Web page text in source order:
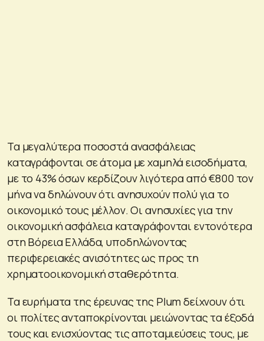
Τα μεγαλύτερα ποσοστά ανασφάλειας
καταγράφονται σε άτομα με χαμηλά εισοδήματα,
με το 43% όσων κερδίζουν λιγότερα από €800 τον
μήνα να δηλώνουν ότι ανησυχούν πολύ για το
οικονομικό τους μέλλον. Οι ανησυχίες για την
οικονομική ασφάλεια καταγράφονται εντονότερα
στη Βόρεια Ελλάδα, υποδηλώνοντας
περιφερειακές ανισότητες ως προς τη
χρηματοοικονομική σταθερότητα.
Τα ευρήματα της έρευνας της Plum δείχνουν ότι
οι πολίτες ανταποκρίνονται μειώνοντας τα έξοδά
τους και ενισχύοντας τις αποταμιεύσεις τους, με